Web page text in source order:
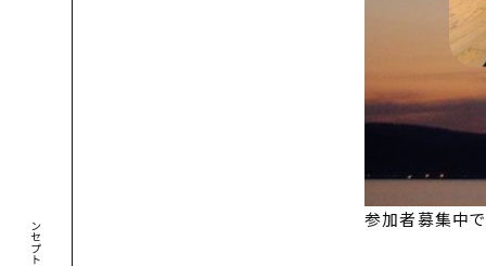
コンセプト 参加者募集中で